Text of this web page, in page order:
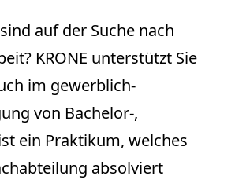
auf der Suche nach
KRONE unterstützt Sie
im gewerblich-
von Bachelor-,
ein Praktikum, welches
absolviert